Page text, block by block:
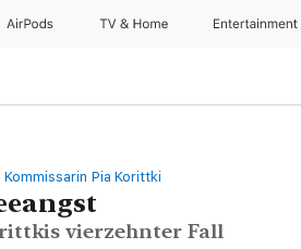
AirPods TV & Home Entertainment
Pia Korittki
vierzehnter Fall